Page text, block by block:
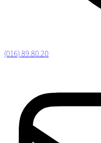
(016) 89.80.20